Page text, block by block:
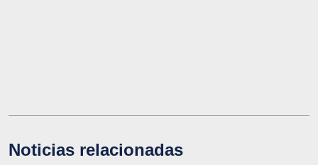
Noticias relacionadas